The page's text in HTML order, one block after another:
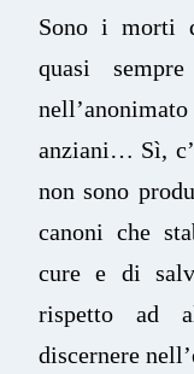
Sono i morti
quasi
anziani… Sì,
non sono
canoni che
cure e di
rispetto ad
discernere